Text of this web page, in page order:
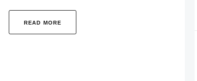
READ MORE